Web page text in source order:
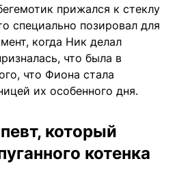
прижался к стеклу
специально позировал для
когда Ник делал
что была в
что Фиона стала
их особенного дня.
который
котенка